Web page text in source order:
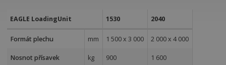
EAGLE LoadingUnit 1530 2040
Formát plechu mm 1 500 x 3 000 2 000 x 4 000
Nosnot přísavek kg 900 1 600